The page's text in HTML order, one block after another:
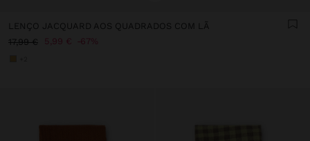
LENÇO JACQUARD AOS QUADRADOS COM LÃ
17,99 €
5,99 € 67%